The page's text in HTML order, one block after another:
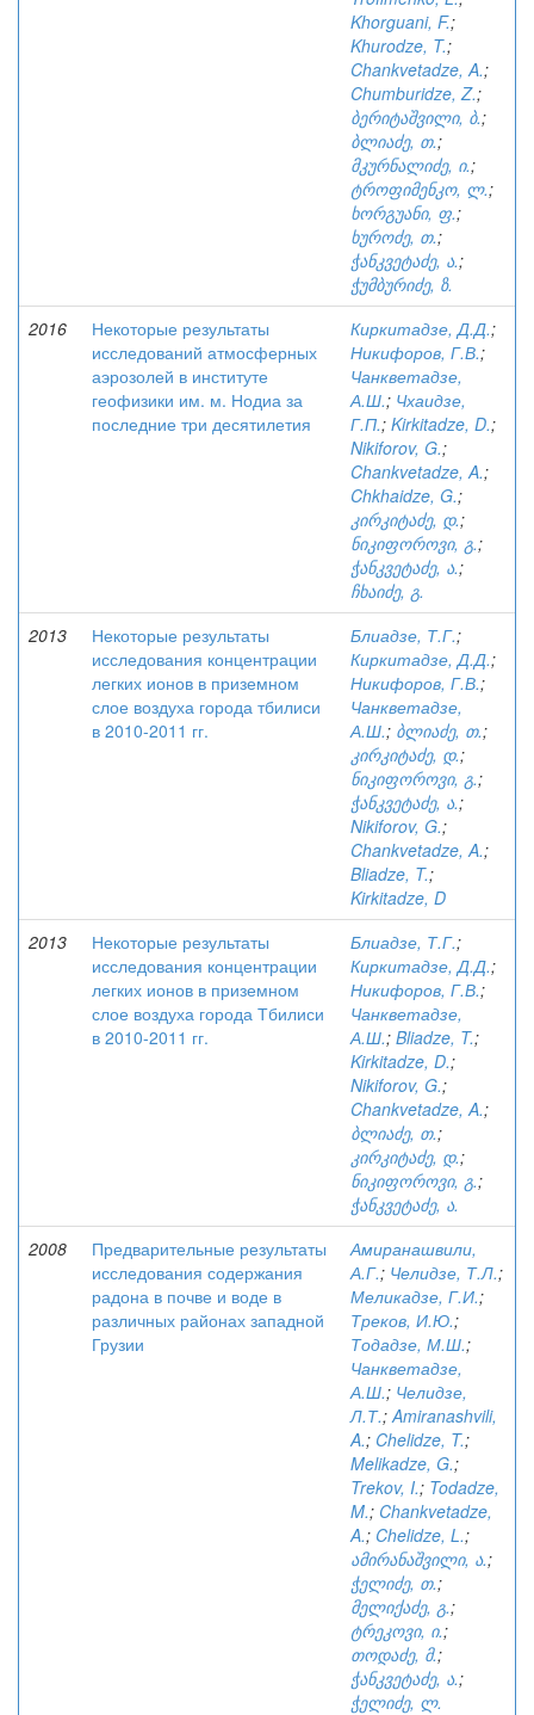
Khorguani, F.;
Khurodze, T.;
Chankvetadze, A.;
Chumburidze, Z.;
ბერიტაშვილი, ბ.;
ბლიაძე, თ.;
მკურნალიძე, ი.;
ტროფიმენკო, ლ.;
ხორგუანი, ფ.;
ხუროძე, თ.;
ჭანკვეტაძე, ა.;
ჭუმბურიძე, ზ.
2016
Некоторые результаты
исследований атмосферных
аэрозолей в институте
геофизики им. м. Нодиа за
последние три десятилетия
Киркитадзе, Д.Д.;
Никифоров, Г.В.;
Чанкветадзе,
А.Ш.; Чхаидзе,
Г.П.; Kirkitadze, D.;
Nikiforov, G.;
Chankvetadze, A.;
Chkhaidze, G.;
კირკიტაძე, დ.;
ნიკიფოროვი, გ.;
ჭანკვეტაძე, ა.;
ჩხაიძე, გ.
2013
Некоторые результаты
исследования концентрации
легких ионов в приземном
слое воздуха города тбилиси
в 2010-2011 гг.
Блиадзе, Т.Г.;
Киркитадзе, Д.Д.;
Никифоров, Г.В.;
Чанкветадзе,
А.Ш.; ბლიაძე, თ.;
კირკიტაძე, დ.;
ნიკიფოროვი, გ.;
ჭანკვეტაძე, ა.;
Nikiforov, G.;
Chankvetadze, A.;
Bliadze, T.;
Kirkitadze, D
2013
Некоторые результаты
исследования концентрации
легких ионов в приземном
слое воздуха города Тбилиси
в 2010-2011 гг.
Блиадзе, Т.Г.;
Киркитадзе, Д.Д.;
Никифоров, Г.В.;
Чанкветадзе,
А.Ш.; Bliadze, T.;
Kirkitadze, D.;
Nikiforov, G.;
Chankvetadze, A.;
ბლიაძე, თ.;
კირკიტაძე, დ.;
ნიკიფოროვი, გ.;
ჭანკვეტაძე, ა.
2008
Предварительные результаты
исследования содержания
радона в почве и воде в
различных районах западной
Грузии
Амиранашвили,
А.Г.; Челидзе, Т.Л.;
Меликадзе, Г.И.;
Треков, И.Ю.;
Тодадзе, М.Ш.;
Чанкветадзе,
А.Ш.; Челидзе,
Л.Т.;Amiranashvili,
A.; Chelidze, T.;
Melikadze, G.;
Trekov, I.; Todadze,
M.; Chankvetadze,
A.; Chelidze, L.;
ამირანაშვილი, ა.;
ჭელიძე, თ.;
მელიქაძე, გ.;
ტრეკოვი, ი.;
თოდაძე, მ.;
ჭანკვეტაძე, ა.;
ჭელიძე, ლ.